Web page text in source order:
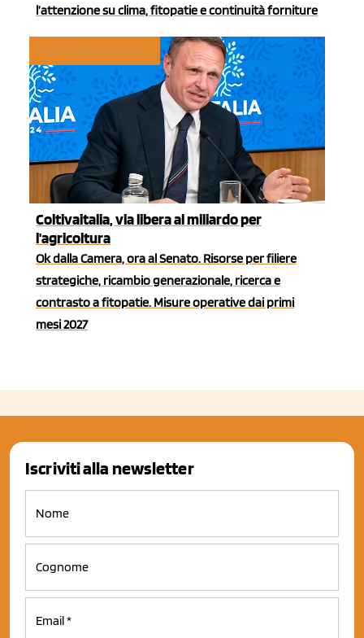
l’attenzione su clima, fitopatie e continuità forniture
Coltivaitalia, via libera al miliardo per
l'agricoltura
Ok dalla Camera, ora al Senato. Risorse per filiere
strategiche, ricambio generazionale, ricerca e
contrasto a fitopatie. Misure operative dai primi
mesi 2027
Iscriviti alla newsletter